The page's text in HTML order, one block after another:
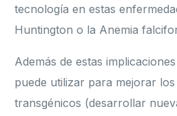
tecnología en estas
Huntington o la Anemia
Además de estas
puede utilizar para mejorar los
transgénicos (desarrollar